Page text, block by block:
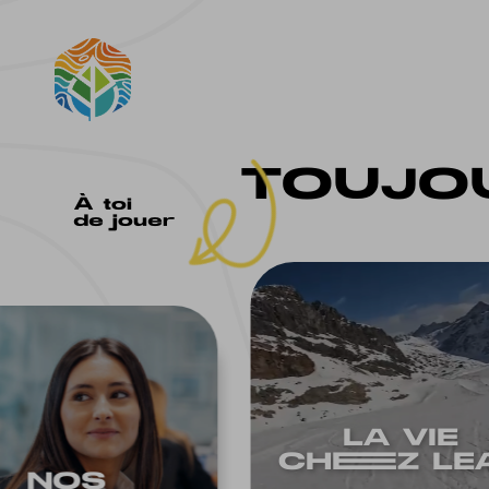
NOS
LA VIE
CHEEZ
À toi
de jouer